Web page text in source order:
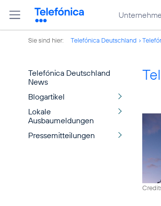
Sie sind hier: Telefónica Deutschland
Telefónica Deutschland
News
Blogartikel
Lokale
Ausbaumeldungen
Pressemitteilungen